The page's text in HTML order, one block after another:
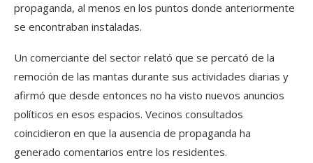
propaganda, al menos en los puntos donde anteriormente
se encontraban instaladas.
Un comerciante del sector relató que se percató de la
remoción de las mantas durante sus actividades diarias y
afirmó que desde entonces no ha visto nuevos anuncios
políticos en esos espacios. Vecinos consultados
coincidieron en que la ausencia de propaganda ha
generado comentarios entre los residentes.